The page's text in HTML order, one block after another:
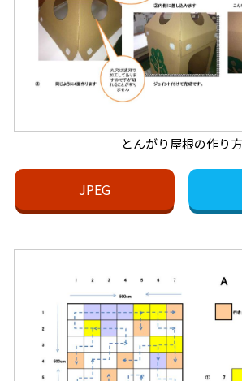
とんがり屋根の作り方
JPEG